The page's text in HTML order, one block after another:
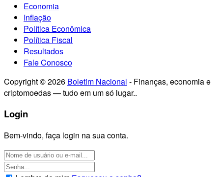
Economia
Inflação
Política Econômica
Política Fiscal
Resultados
Fale Conosco
Copyright © 2026 Boletim Nacional - Finanças, economia e
criptomoedas — tudo em um só lugar..
Login
Bem-vindo, faça login na sua conta.